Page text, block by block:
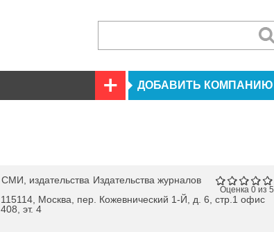
ДОБАВИТЬ КОМПАНИЮ
Оценка 0 из 5
СМИ, издательства Издательства журналов
115114, Москва, пер. Кожевнический 1-Й, д. 6, стр.1 офис
408, эт. 4